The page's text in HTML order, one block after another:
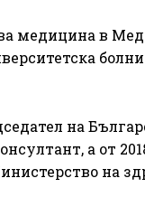
медицина в
на
а от
на